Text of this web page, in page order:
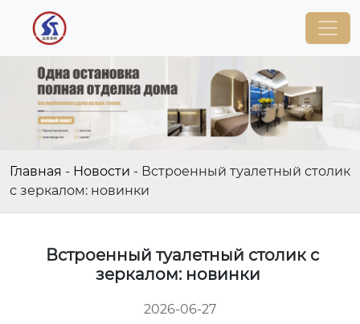
Главная - Новости - Встроенный туалетный столик
с зеркалом: новинки
Встроенный туалетный столик с
зеркалом: новинки
2026-06-27